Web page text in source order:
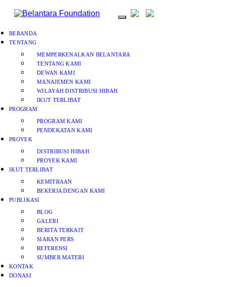
BERANDA
TENTANG
MEMPERKENALKAN BELANTARA
TENTANG KAMI
DEWAN KAMI
MANAJEMEN KAMI
WILAYAH DISTRIBUSI HIBAH
IKUT TERLIBAT
PROGRAM
PROGRAM KAMI
PENDEKATAN KAMI
PROYEK
DISTRIBUSI HIBAH
PROYEK KAMI
IKUT TERLIBAT
KEMITRAAN
BEKERJA DENGAN KAMI
PUBLIKASI
BLOG
GALERI
BERITA TERKAIT
SIARAN PERS
REFERENSI
SUMBER MATERI
KONTAK
DONASI